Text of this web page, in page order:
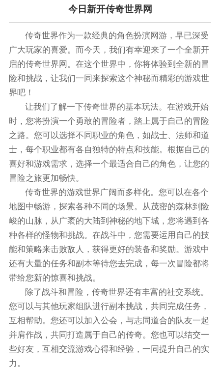
今日新开传奇世界网
传奇世界作为一款经典的角色扮演网游，早已深受
广大玩家的喜爱。而今天，我们有幸迎来了一个全新开
启的传奇世界网。在这个世界中，你将体验到全新的冒
险和挑战，让我们一同来探索这个神秘而精彩的游戏世
界吧！
让我们了解一下传奇世界的基本玩法。在游戏开始
时，您将扮演一个勇敢的冒险者，踏上属于自己的冒险
之路。您可以选择不同职业的角色，如战士、法师和道
士，每个职业都有各自独特的特点和技能。根据自己的
喜好和游戏需求，选择一个最适合自己的角色，让您的
冒险之旅更加畅快。
传奇世界的游戏世界广阔而多样化。您可以在各个
地图中畅游，探索各种不同的场景。从茂密的森林到险
峻的山脉，从广袤的大陆到神秘的地下城，您将遇到各
种各样的怪物和挑战。在战斗中，您需要运用自己的技
能和策略来击败敌人，获得更好的装备和奖励。游戏中
还有大量的任务和副本等待您去完成，每一次冒险都将
带给您新的惊喜和挑战。
除了战斗和冒险，传奇世界还有丰富的社交系统。
您可以与其他玩家组队进行副本挑战，共同完成任务，
互相帮助。您还可以加入公会，与志同道合的队友一起
并肩作战，共同打造属于自己的传奇。您也可以结交一
些好友，互相交流游戏心得和经验，一同提升自己的实
力。